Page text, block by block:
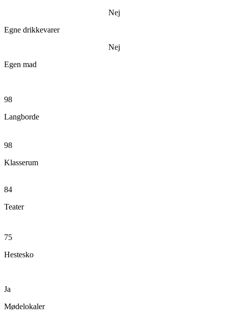
Nej
Egne drikkevarer
Nej
Egen mad
98
Langborde
98
Klasserum
84
Teater
75
Hestesko
Ja
Mødelokaler